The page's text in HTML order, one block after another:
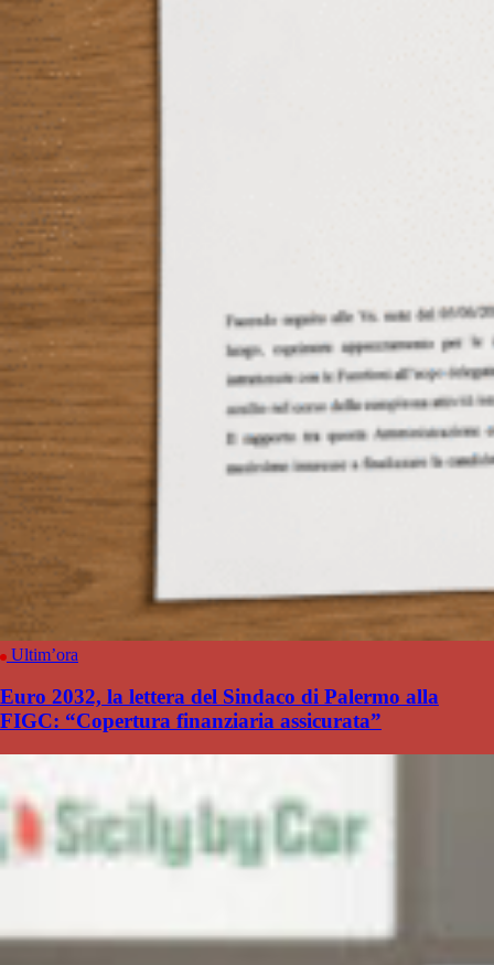
Ultim’ora
Euro 2032, la lettera del Sindaco di Palermo alla
FIGC: “Copertura finanziaria assicurata”